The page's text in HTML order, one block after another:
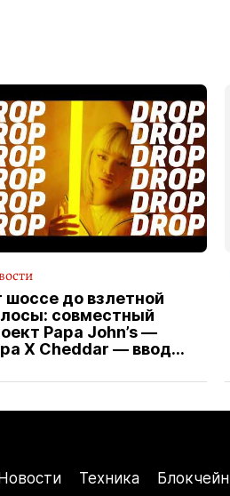
шоссе до взлетной
совместный
Papa John’s —
X Cheddar — вводит
службы
Новости Техника Блокчейн